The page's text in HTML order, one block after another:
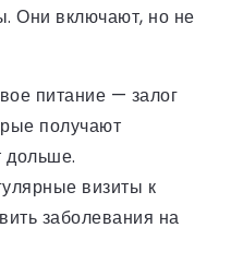
Они включают, но не
питание — залог
получают
дольше.
визиты к
заболевания на